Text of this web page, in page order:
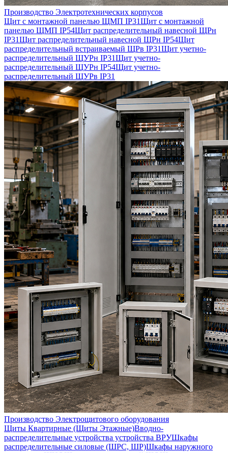
Производство Электротехнических корпусов
Щит с монтажной панелью ЩМП IP31Щит с монтажной
панелью ЩМП IP54Щит распределительный навесной ЩРн
IP31Щит распределительный навесной ЩРн IP54Щит
распределительный встраиваемый ЩРв IP31Щит учетно-
распределительный ЩУРн IP31Щит учетно-
распределительный ЩУРн IP54Щит учетно-
распределительный ЩУРв IP31
Производство Электрощитового оборудования
Щиты Квартирные (Щиты Этажные)Вводно-
распределительные устройства устройства ВРУШкафы
распределительные силовые (ШРС, ШР)Шкафы наружного